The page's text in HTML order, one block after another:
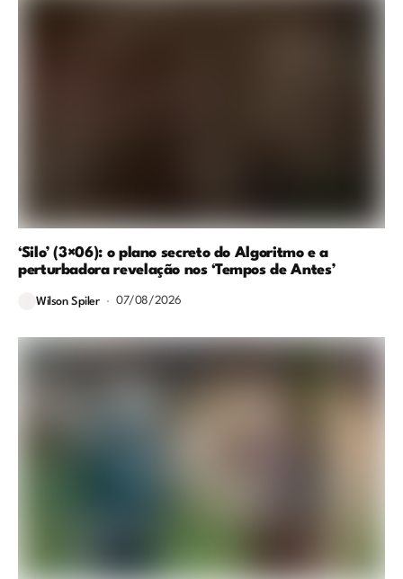
‘Silo’ (3×06): o plano secreto do Algoritmo e a
perturbadora revelação nos ‘Tempos de Antes’
Wilson Spiler 07/08/2026